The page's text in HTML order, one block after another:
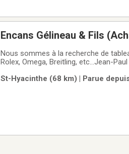
Encans Gélineau & Fils
Nous sommes à la recherche de
Rolex, Omega, Breitling, etc…Jean-
Laliberté, Carson, Arthur
St-Hyacinthe (68 km) | Parue